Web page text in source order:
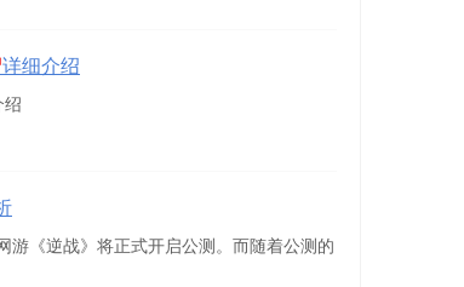
详细介绍
绍
游《逆战》将正式开启公测。而随着公测的